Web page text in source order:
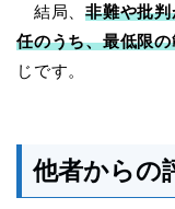
結局、非難や批
任のうち、最低限
じです。
他者からの